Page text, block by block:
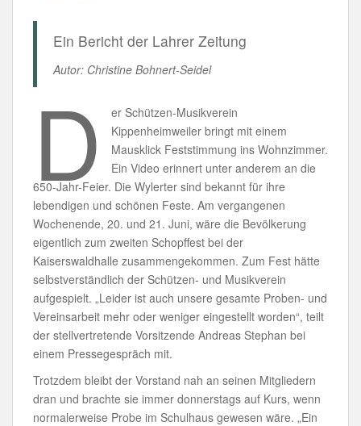
Ein Bericht der Lahrer Zeitung
Autor: Christine Bohnert-Seidel
D
er Schützen-Musikverein
Kippenheimweiler bringt mit einem
Mausklick Feststimmung ins Wohnzimmer.
Ein Video erinnert unter anderem an die
650-Jahr-Feier. Die Wylerter sind bekannt für ihre
lebendigen und schönen Feste. Am vergangenen
Wochenende, 20. und 21. Juni, wäre die Bevölkerung
eigentlich zum zweiten Schopffest bei der
Kaiserswaldhalle zusammengekommen. Zum Fest hätte
selbstverständlich der Schützen- und Musikverein
aufgespielt. „Leider ist auch unsere gesamte Proben- und
Vereinsarbeit mehr oder weniger eingestellt worden“, teilt
der stellvertretende Vorsitzende Andreas Stephan bei
einem Pressegespräch mit.
Trotzdem bleibt der Vorstand nah an seinen Mitgliedern
dran und brachte sie immer donnerstags auf Kurs, wenn
normalerweise Probe im Schulhaus gewesen wäre. „Ein